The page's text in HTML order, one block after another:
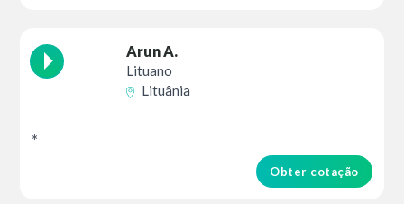
Arun A.
Lituano
Lituânia
*
Obter cotação